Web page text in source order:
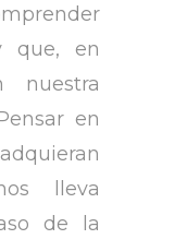
que, en
nuestra
en
lleva
de la